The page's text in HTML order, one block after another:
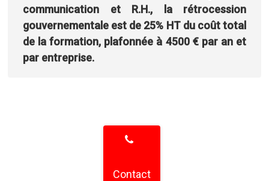
communication et R.H., la rétrocession
gouvernementale est de 25% HT du coût total
de la formation, plafonnée à 4500 € par an et
par entreprise.
Contact